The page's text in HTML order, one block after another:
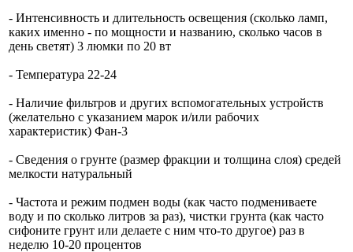
- Интенсивность и длительность освещения (сколько ламп,
каких именно - по мощности и названию, сколько часов в
день светят) 3 люмки по 20 вт
- Температура 22-24
- Наличие фильтров и других вспомогательных устройств
(желательно с указанием марок и/или рабочих
характеристик) Фан-3
- Сведения о грунте (размер фракции и толщина слоя) средей
мелкости натуральный
- Частота и режим подмен воды (как часто подмениваете
воду и по сколько литров за раз), чистки грунта (как часто
сифоните грунт или делаете с ним что-то другое) раз в
неделю 10-20 процентов